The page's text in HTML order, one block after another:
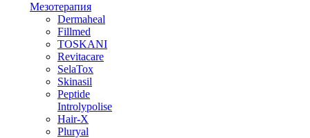
Мезотерапия
Dermaheal
Fillmed
TOSKANI
Revitacare
SelaTox
Skinasil
Peptide
Introlypolise
Hair-X
Pluryal